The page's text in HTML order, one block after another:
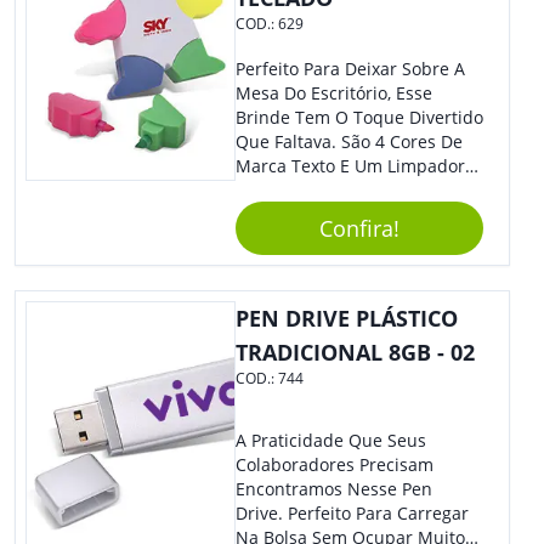
Bebidas Favoritas!
COD.:629
Perfeito Para Deixar Sobre A
Mesa Do Escritório, Esse
Brinde Tem O Toque Divertido
Que Faltava. São 4 Cores De
Marca Texto E Um Limpador
Boneco. Demais, Não É?
Personalize Com Sua Marca.
Super Criativo, Seus Clientes E
Colaboradores Irão Adorar.
Confira!
PEN DRIVE PLÁSTICO
TRADICIONAL 8GB - 02
COD.:744
A Praticidade Que Seus
Colaboradores Precisam
Encontramos Nesse Pen
Drive. Perfeito Para Carregar
Na Bolsa Sem Ocupar Muito